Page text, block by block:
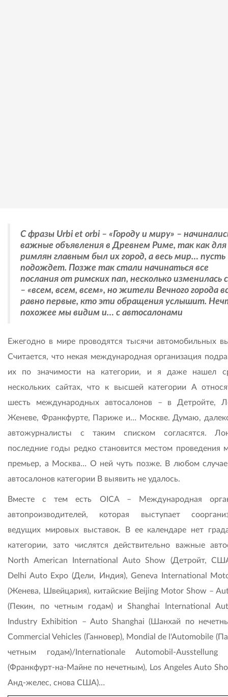
С фразы Urbi et orbi – «Городу и миру» –
важные объявления в Древнем Риме, так как для
римлян главным был их город, а весь мир… пусть
подождет. Позже так стали начинаться все
послания от римских пап, несколько изменилась
– «всем, всем, всем», но жители Вечного города
равно первые, кто эти обращения услышит.
похожее мы видим и… с автосалонами
Ежегодно в мире проводятся тысячи автомобильных
Считается, что некая международная организация
их по значимости на категории, и я даже нашел
нескольких сайтах, что к высшей категории А
шесть международных автосалонов – в Детройте,
Женеве, Франкфурте, Париже и… Москве. Думаю,
автожурналисты с таким списком согласятся.
последние годы редко становится местом проведения
премьер, а Москва… О ней чуть позже. В любом случае
автосалонов категории В выявить не удалось.
Вместе с тем есть OICA – Международная
автопроизводителей, которая выступает
ведущих мировых выставок. В ее календаре нет
категории, зато числятся действительно важные
North American International Auto Show (Детройт,
Delhi Auto Expo (Дели, Индия), Geneva International
(Женева, Швейцария), китайские Beijing Motor Show –
(Пекин, по четным годам) и Shanghai International
Industry Exhibition – Auto Shanghai (Шанхай по
Commercial Vehicles (Ганновер), Mondial de l'Automobile
четным годам)/Internationale Automobil-
(Франкфурт-на-Майне по нечетным), Los Angeles Auto
Анд-желес, снова США)…